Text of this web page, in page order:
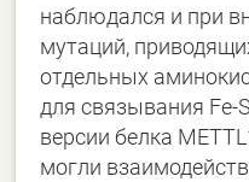
наблюдался и при
мутаций,
отдельных
для связывания Fe-
версии белка
могли